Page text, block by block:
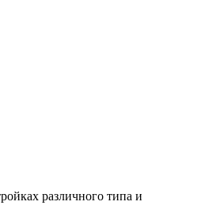
различного типа и